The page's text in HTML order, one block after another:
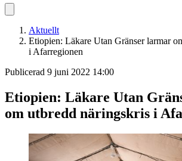
Aktuellt
Etiopien: Läkare Utan Gränser larmar
i Afarregionen
Publicerad 9 juni 2022 14:00
Etiopien: Läkare Utan
om utbredd näringskris i